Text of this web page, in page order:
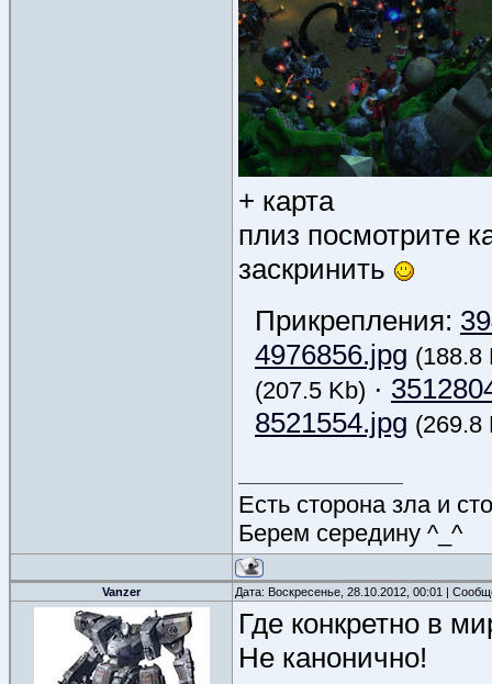
+ карта
плиз посмотрите
заскринить
Прикрепления:
4976856.jpg (188.8
(207.5 Kb) ·
8521554.jpg (269.8
Есть сторона зла и
Берем середину ^_^
Vanzer Дата: Воскресенье, 28.10.2012, 00:01 |
Где конкретно в
Не канонично!